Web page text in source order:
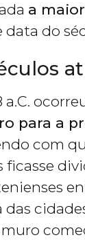
a
data do
para a
com
ficasse
das